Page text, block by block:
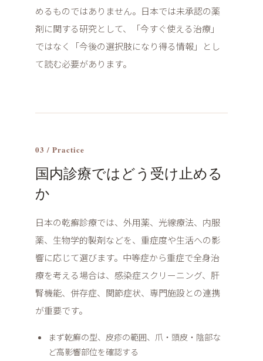
めるものではありません。日本では未承認の薬
剤に関する研究として、「今すぐ使える治療」
ではなく「今後の選択肢になり得る情報」とし
て読む必要があります。
03 / Practice
国内診療ではどう受け止める
か
日本の乾癬診療では、外用薬、光線療法、内服
薬、生物学的製剤などを、重症度や生活への影
響に応じて選びます。中等症から重症で全身治
療を考える場合は、感染症スクリーニング、肝
腎機能、併存症、関節症状、専門施設との連携
が重要です。
まず乾癬の型、皮疹の範囲、爪・頭皮・陰部な
ど高影響部位を確認する